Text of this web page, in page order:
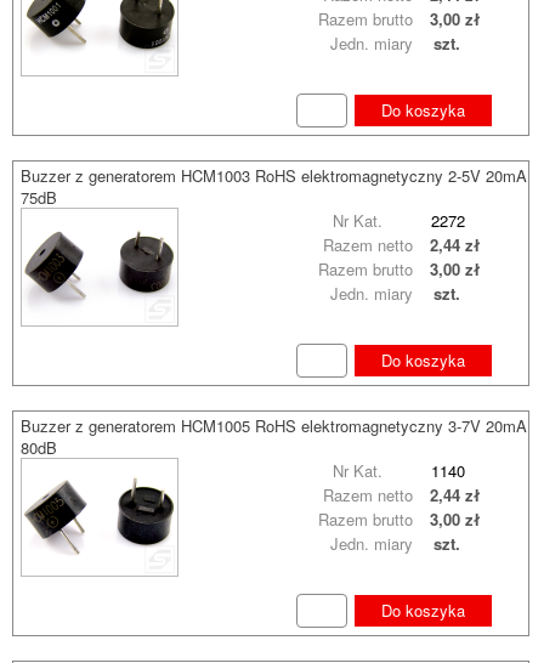
Razem brutto 3,00 zł
Jedn. miary szt.
Do koszyka
Buzzer z generatorem HCM1003 RoHS elektromagnetyczny 2-5V 20mA
75dB
Nr Kat.
2272
Razem brutto 3,00 zł
Razem netto 2,44 zł
Jedn. miary szt.
Do koszyka
Buzzer z generatorem HCM1005 RoHS elektromagnetyczny 3-7V 20mA
80dB
Nr Kat.
1140
Razem brutto 3,00 zł
Razem netto 2,44 zł
Jedn. miary szt.
Do koszyka